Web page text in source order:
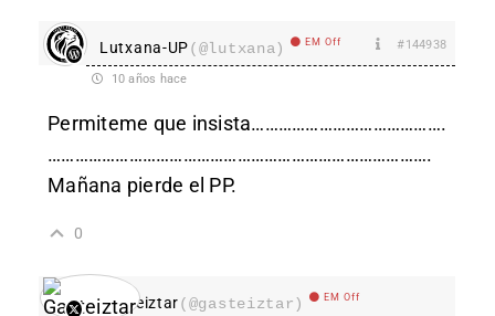
Lutxana-UP(@lutxana) EM Off #144938
10 años hace
Permiteme que insista…………………………………….
………………………………………………………………………….
Mañana pierde el PP.
0
Gasteiztar(@gasteiztar) EM Off